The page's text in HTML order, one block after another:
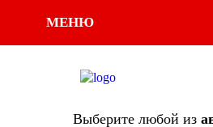
МЕНЮ
Выберите любой из